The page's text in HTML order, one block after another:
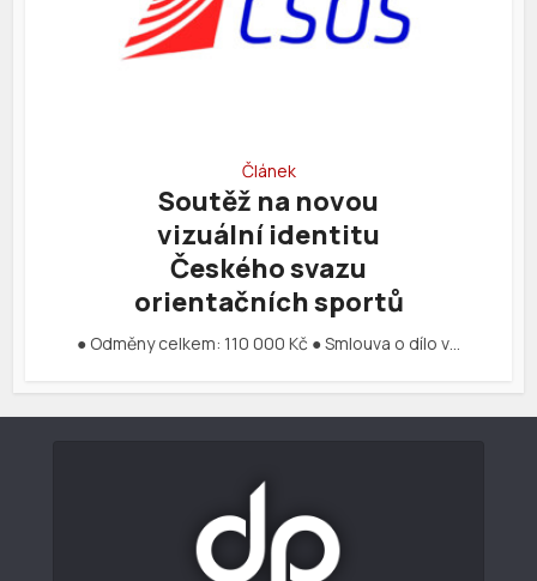
Článek
Soutěž na novou
vizuální identitu
Českého svazu
orientačních sportů
● Odměny celkem: 110 000 Kč ● Smlouva o dílo v…